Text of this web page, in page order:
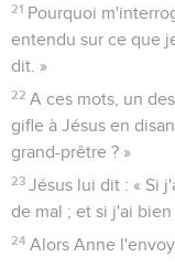
21 Pourquoi
entendu sur ce que
dit. »
22 A ces mots, un
gifle à Jésus en
grand-prêtre ? »
23 Jésus lui dit : « Si
de mal ; et si j'ai
24 Alors Anne